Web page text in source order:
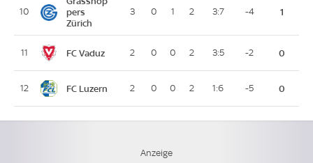
10
pers
Zürich
3 0 1 2 3:7 -4 1
11 FC Vaduz 2 0 0 2 3:5 -2 0
12 FC Luzern 2 0 0 2 1:6 -5 0